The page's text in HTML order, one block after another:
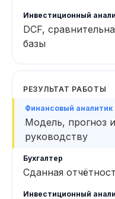
DCF,
базы
РЕЗУЛЬТАТ РАБОТЫ
Модель, прогноз
руководству
Сданная